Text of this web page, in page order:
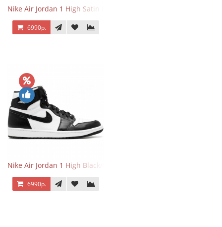
Nike Air Jordan 1 High Satin Black Toe
6990р.
Nike Air Jordan 1 High Black/White
6990р.